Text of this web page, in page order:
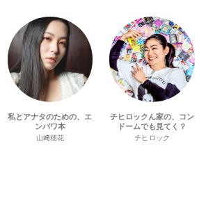
私とアナタのための、エ
ンパワ本
山﨑穂花
チヒロックん家の、コン
ドームでも見てく？
チヒロック